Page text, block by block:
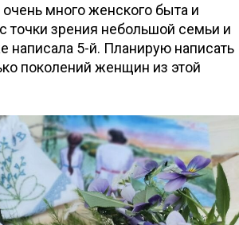
много женского быта и
зрения небольшой семьи и
написала 5-й. Планирую написать
поколений женщин из этой